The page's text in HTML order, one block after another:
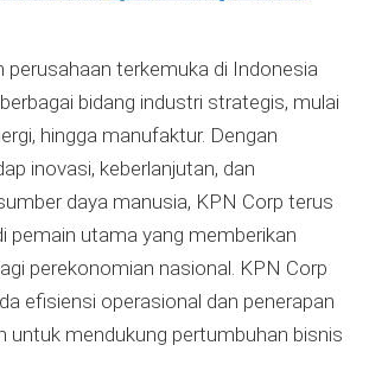
perusahaan terkemuka di Indonesia
bidang industri strategis, mulai
hingga manufaktur. Dengan
inovasi, keberlanjutan, dan
daya manusia, KPN Corp terus
pemain utama yang memberikan
perekonomian nasional. KPN Corp
efisiensi operasional dan penerapan
untuk mendukung pertumbuhan bisnis